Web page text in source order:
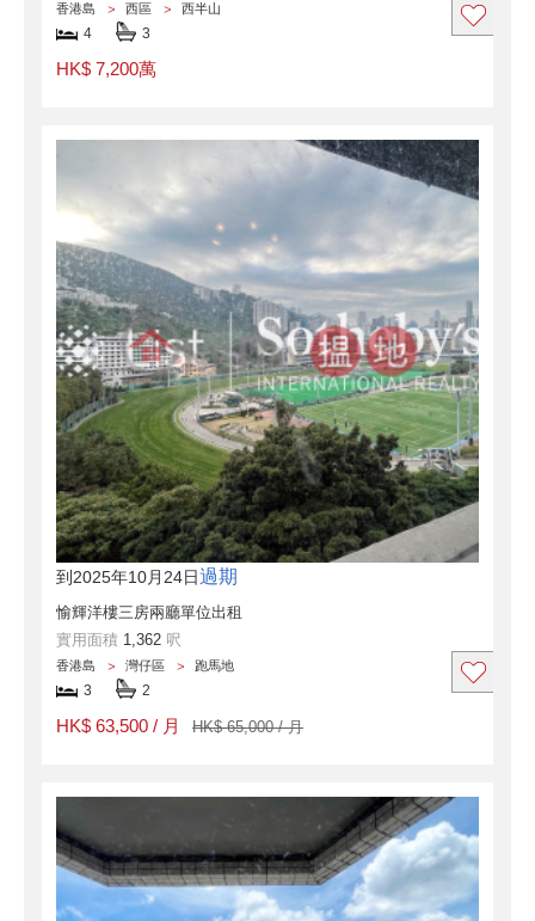
香港島 西區 西半山
4 3
HK$ 7,200萬
到2025年10月24日過期
愉輝洋樓三房兩廳單位出租
實用面積 1,362 呎
香港島 灣仔區 跑馬地
3 2
HK$ 63,500 / 月 HK$ 65,000 / 月